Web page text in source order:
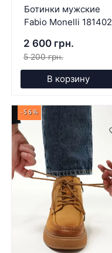
Ботинки мужские
Fabio Monelli 181402
2 600 грн.
5 200 грн.
В корзину
-56%